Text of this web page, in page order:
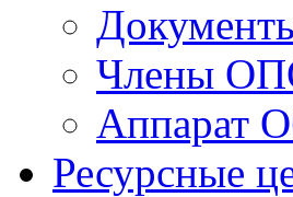
Члены
Аппарат
Ресурсные